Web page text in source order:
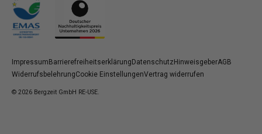
ImpressumBarrierefreiheitserklärungDatenschutzHinweisgeberAGB
WiderrufsbelehrungCookie EinstellungenVertrag widerrufen
© 2026 Bergzeit GmbH RE-USE.